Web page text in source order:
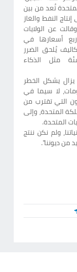
تُعد من بين
النفط والغاز
عن الولايات
أسعارها في
يُلحق الضرر
مثل الذكاء
يشكل الخطر
لا سيما في
التي تقترب من
المتحدة، وإلى
المتحدة.
ولم نكن ننتج
من ديوننا".